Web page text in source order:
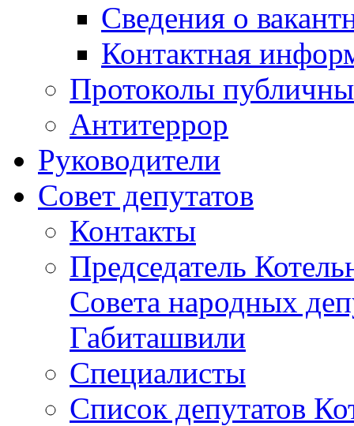
Сведения о
Контактная
Протоколы
Антитеррор
Руководители
Совет депутатов
Контакты
Председатель
Совета народных
Габиташвили
Специалисты
Список депутатов